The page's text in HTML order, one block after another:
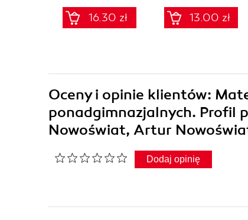
16.30 zł 13.00 zł
Oceny i opinie klientów:
ponadgimnazjalnych. Profil
Nowoświat, Artur
Dodaj opinię